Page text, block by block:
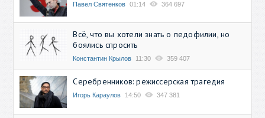
Павел Святенков 01:14 364 697
Всё, что вы хотели знать о педофилии, но
боялись спросить
Константин Крылов 11:30 359 407
Серебренников: режиссерская трагедия
Игорь Караулов 14:50 347 381